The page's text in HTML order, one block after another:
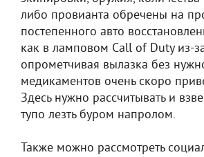
либо провианта обречены на
постепенного авто
как в ламповом Call of Duty из-
опрометчивая вылазка без
медикаментов очень скоро
Здесь нужно рассчитывать и
тупо лезть буром напролом.
Также можно рассмотреть